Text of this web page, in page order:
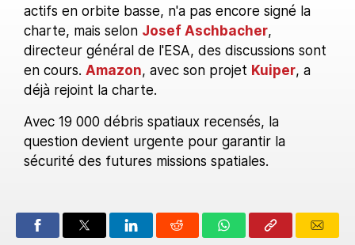
actifs en orbite basse, n'a pas encore signé la
charte, mais selon Josef Aschbacher,
directeur général de l'ESA, des discussions sont
en cours. Amazon, avec son projet Kuiper, a
déjà rejoint la charte.
Avec 19 000 débris spatiaux recensés, la
question devient urgente pour garantir la
sécurité des futures missions spatiales.